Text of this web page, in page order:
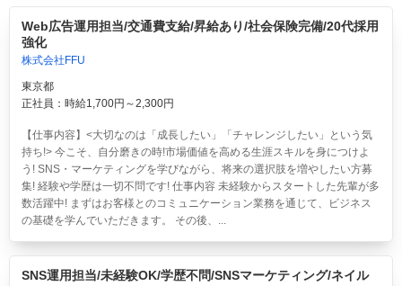
Web広告運用担当/交通費支給/昇給あり/社会保険完備/20代採用
強化
株式会社FFU
東京都
正社員：時給1,700円～2,300円
【仕事内容】<大切なのは「成長したい」「チャレンジしたい」という気
持ち!> 今こそ、自分磨きの時!市場価値を高める生涯スキルを身につけよ
う! SNS・マーケティングを学びながら、将来の選択肢を増やしたい方募
集! 経験や学歴は一切不問です! 仕事内容 未経験からスタートした先輩が多
数活躍中! まずはお客様とのコミュニケーション業務を通じて、ビジネス
の基礎を学んでいただきます。 その後、...
SNS運用担当/未経験OK/学歴不問/SNSマーケティング/ネイル